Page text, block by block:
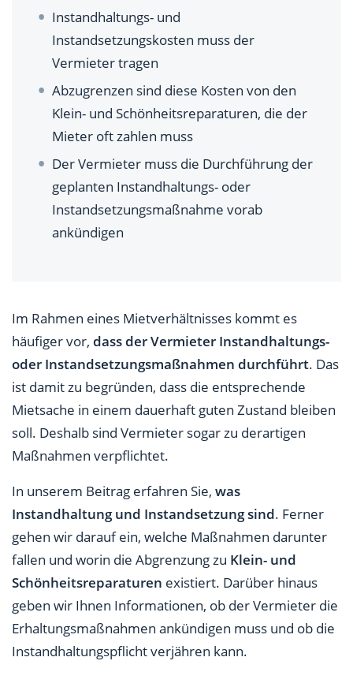
Instandhaltung und Instandsetzung?
Instandhaltungs- und
Instandsetzungskosten muss der
Vermieter tragen
Abzugrenzen sind diese Kosten von den
Klein- und Schönheitsreparaturen, die der
Mieter oft zahlen muss
Der Vermieter muss die Durchführung der
geplanten Instandhaltungs- oder
Instandsetzungsmaßnahme vorab
ankündigen
Im Rahmen eines Mietverhältnisses kommt es
häufiger vor, dass der Vermieter Instandhaltungs-
oder Instandsetzungsmaßnahmen durchführt. Das
ist damit zu begründen, dass die entsprechende
Mietsache in einem dauerhaft guten Zustand bleiben
soll. Deshalb sind Vermieter sogar zu derartigen
Maßnahmen verpflichtet.
In unserem Beitrag erfahren Sie, was
Instandhaltung und Instandsetzung sind. Ferner
gehen wir darauf ein, welche Maßnahmen darunter
fallen und worin die Abgrenzung zu Klein- und
Schönheitsreparaturen existiert. Darüber hinaus
geben wir Ihnen Informationen, ob der Vermieter die
Erhaltungsmaßnahmen ankündigen muss und ob die
Instandhaltungspflicht verjähren kann.